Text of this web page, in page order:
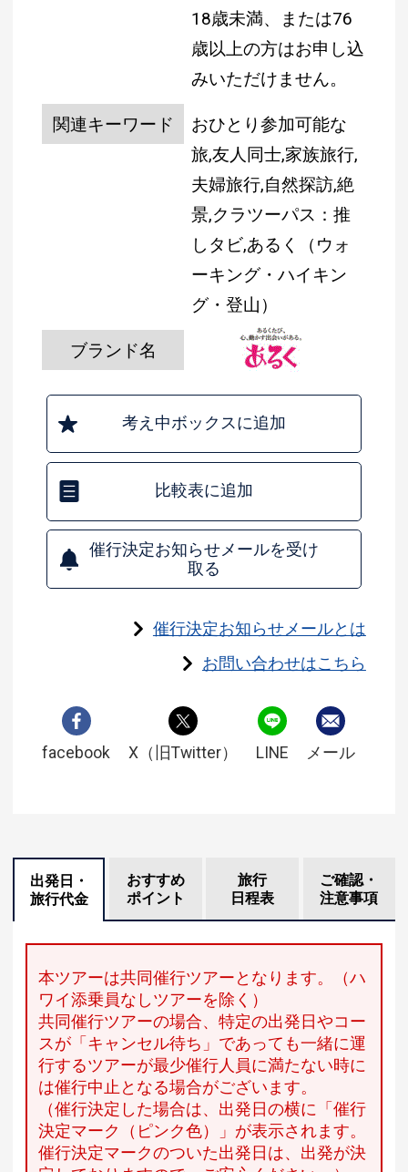
18歳未満、または76
歳以上の方はお申し込
みいただけません。
関連キーワード
おひとり参加可能な
旅,友人同士,家族旅行,
夫婦旅行,自然探訪,絶
景,クラツーパス：推
しタビ,あるく（ウォ
ーキング・ハイキン
グ・登山）
ブランド名
考え中ボックスに追加
比較表に追加
催行決定お知らせメールを受け
取る
催行決定お知らせメールとは
お問い合わせはこちら
facebook X（旧Twitter） LINE メール
出発日・
旅行代金
おすすめ
ポイント
旅行
日程表
ご確認・
注意事項
本ツアーは共同催行ツアーとなります。（ハ
ワイ添乗員なしツアーを除く）
共同催行ツアーの場合、特定の出発日やコー
スが「キャンセル待ち」であっても一緒に運
行するツアーが最少催行人員に満たない時に
は催行中止となる場合がございます。
（催行決定した場合は、出発日の横に「催行
決定マーク（ピンク色）」が表示されます。
催行決定マークのついた出発日は、出発が決